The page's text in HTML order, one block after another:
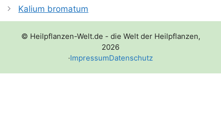
Kalium bromatum
© Heilpflanzen-Welt.de - die Welt der Heilpflanzen,
2026
·ImpressumDatenschutz